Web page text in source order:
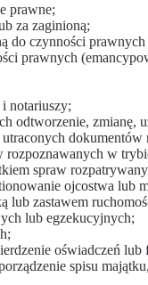
prawne;
za zaginioną;
do czynności
prawnych
notariuszy;
odtworzenie, zmianę,
dokumentów
w
spraw
ojcostwa lub
lub zastawem
lub egzekucyjnych;
oświadczeń
spisu